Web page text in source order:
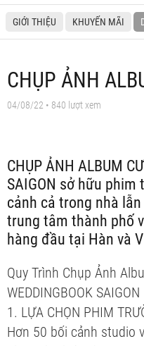
GIỚI THIỆU KHUYẾN MÃI
CHỤP ẢNH
04/08/22 • 840 lượt xem
CHỤP ẢNH ALBUM
SAIGON sở hữu
cảnh cả trong nhà
trung tâm thành phố
hàng đầu tại Hàn và
Quy Trình Chụp Ảnh
WEDDINGBOOK SAIGON
1. LỰA CHỌN PHIM
​​​​​​​​​​​​​​​​​​​​​​​​​​​​​​​​​​​​​​​​​​​​​​​​​​​​​​​​​​​​​​​​​​​​​​​​​​​​​​​​​​​​​​​​​​​​​​​​​​​​​​​​​​​​​​​​​​​​​​​​​​​​​​​​​​​​​​​​​​​​​​​​​​​​​​​​​​​​​​​​​​​​​​​​​​​​​​​​​​​​​​​​​​​​​​​​​​​​​​​​​​​​​​​​​​​​​​​​​​​​​​​​​​​​​​​​​​​​​​​​​​​​​​​​​​​​​​​​​​​​​​​​​​​​​​​​​​​​​​​​​​​​​​​​​​​​​​​​​​​​​​​​​​​​​​​​​​​​​​​​​​​​​​​​​​​​​​​​​​​​​​​​​​​​​​​​​​​​​​​​​​​​​​​​​​​​​​​​​​​​​​​​​​​​​​​​​​​​​​​​​​​​​​​​​​​​​​​​​​​​​​​​​​​​​​​​​​​​​​​​​​​​​​​​​​​​​​​​​​​​​​​​​​​​​​​​​​​​​​​​​​​​​​​​​​​​​​​​​​​​​​​​​​​​​​​​​​​​​​​​​​​​​​​​​​​​​​​​​​​​​​​​​​​​​​​​​​​​​​​​​​​​​​Hơn 50 bối cảnh studio